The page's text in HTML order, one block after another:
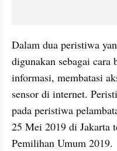
Dalam dua peristiwa
digunakan sebagai cara
informasi, membatasi
sensor di internet.
pada peristiwa
25 Mei 2019 di Jakarta
Pemilihan Umum 2019.